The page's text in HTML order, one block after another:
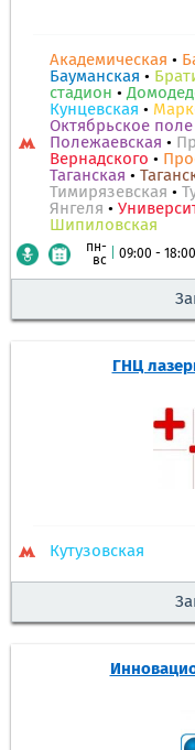
Академическая •
Бауманская •
стадион •
Кунцевская •
Октябрьское поле
Полежаевская •
Вернадского •
Таганская •
Тимирязевская •
Янгеля •
Шипиловская
пн-
вс
09:00 - 18:00
ГНЦ
Кутузовская